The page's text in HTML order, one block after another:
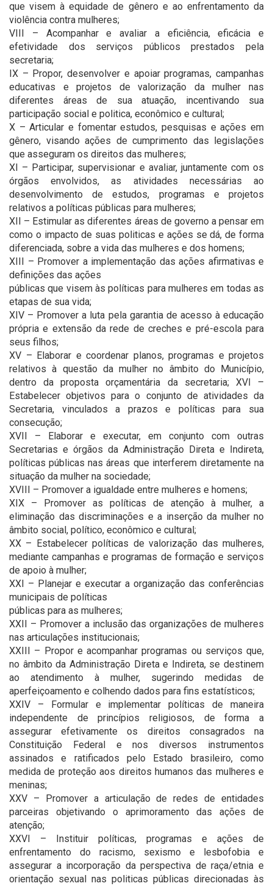
que visem à equidade de gênero e ao enfrentamento da
violência contra mulheres;
VIII – Acompanhar e avaliar a eficiência, eficácia e
efetividade dos serviços públicos prestados pela
secretaria;
IX – Propor, desenvolver e apoiar programas, campanhas
educativas e projetos de valorização da mulher nas
diferentes áreas de sua atuação, incentivando sua
participação social e politica, econômico e cultural;
X – Articular e fomentar estudos, pesquisas e ações em
gênero, visando ações de cumprimento das legislações
que asseguram os direitos das mulheres;
XI – Participar, supervisionar e avaliar, juntamente com os
órgãos envolvidos, as atividades necessárias ao
desenvolvimento de estudos, programas e projetos
relativos a políticas públicas para mulheres;
XII – Estimular as diferentes áreas de governo a pensar em
como o impacto de suas politicas e ações se dá, de forma
diferenciada, sobre a vida das mulheres e dos homens;
XIII – Promover a implementação das ações afirmativas e
definições das ações
públicas que visem às políticas para mulheres em todas as
etapas de sua vida;
XIV – Promover a luta pela garantia de acesso à educação
própria e extensão da rede de creches e pré-escola para
seus filhos;
XV – Elaborar e coordenar planos, programas e projetos
relativos à questão da mulher no âmbito do Município,
dentro da proposta orçamentária da secretaria; XVI –
Estabelecer objetivos para o conjunto de atividades da
Secretaria, vinculados a prazos e políticas para sua
consecução;
XVII – Elaborar e executar, em conjunto com outras
Secretarias e órgãos da Administração Direta e Indireta,
políticas públicas nas áreas que interferem diretamente na
situação da mulher na sociedade;
XVIII – Promover a igualdade entre mulheres e homens;
XIX – Promover as políticas de atenção à mulher, a
eliminação das discriminações e a inserção da mulher no
âmbito social, político, econômico e cultural;
XX – Estabelecer políticas de valorização das mulheres,
mediante campanhas e programas de formação e serviços
de apoio à mulher;
XXI – Planejar e executar a organização das conferências
municipais de políticas
públicas para as mulheres;
XXII – Promover a inclusão das organizações de mulheres
nas articulações institucionais;
XXIII – Propor e acompanhar programas ou serviços que,
no âmbito da Administração Direta e Indireta, se destinem
ao atendimento à mulher, sugerindo medidas de
aperfeiçoamento e colhendo dados para fins estatísticos;
XXIV – Formular e implementar políticas de maneira
independente de princípios religiosos, de forma a
assegurar efetivamente os direitos consagrados na
Constituição Federal e nos diversos instrumentos
assinados e ratificados pelo Estado brasileiro, como
medida de proteção aos direitos humanos das mulheres e
meninas;
XXV – Promover a articulação de redes de entidades
parceiras objetivando o aprimoramento das ações de
atenção;
XXVI – Instituir políticas, programas e ações de
enfrentamento do racismo, sexismo e lesbofobia e
assegurar a incorporação da perspectiva de raça/etnia e
orientação sexual nas politicas públicas direcionadas às